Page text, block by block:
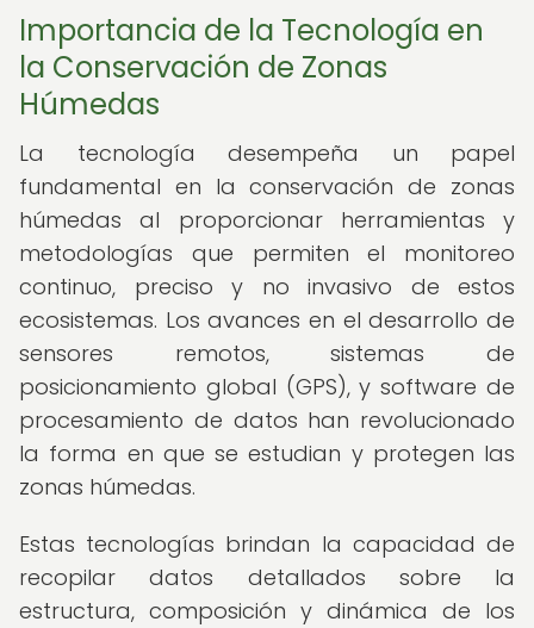
Importancia de la Tecnología en
la Conservación de Zonas
Húmedas
La tecnología desempeña un papel
fundamental en la conservación de zonas
húmedas al proporcionar herramientas y
metodologías que permiten el monitoreo
continuo, preciso y no invasivo de estos
ecosistemas. Los avances en el desarrollo de
sensores remotos, sistemas de
posicionamiento global (GPS), y software de
procesamiento de datos han revolucionado
la forma en que se estudian y protegen las
zonas húmedas.
Estas tecnologías brindan la capacidad de
recopilar datos detallados sobre la
estructura, composición y dinámica de los